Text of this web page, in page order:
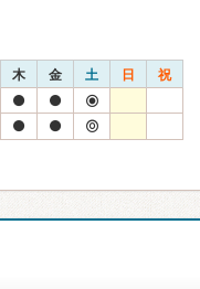
木 金 土 日 祝